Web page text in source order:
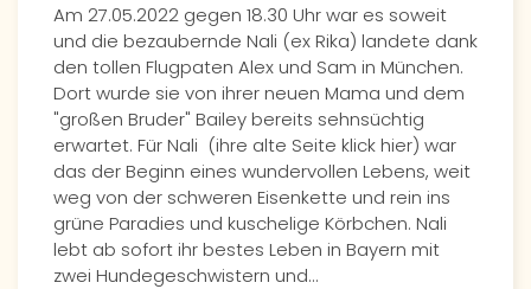
Am 27.05.2022 gegen 18.30 Uhr war es soweit
und die bezaubernde Nali (ex Rika) landete dank
den tollen Flugpaten Alex und Sam in München.
Dort wurde sie von ihrer neuen Mama und dem
"großen Bruder" Bailey bereits sehnsüchtig
erwartet. Für Nali (ihre alte Seite klick hier) war
das der Beginn eines wundervollen Lebens, weit
weg von der schweren Eisenkette und rein ins
grüne Paradies und kuschelige Körbchen. Nali
lebt ab sofort ihr bestes Leben in Bayern mit
zwei Hundegeschwistern und…